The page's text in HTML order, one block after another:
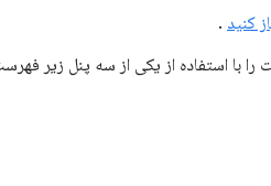
.
با استفاده از یکی از سه پنل زیر